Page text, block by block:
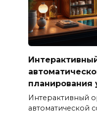
планирования
Интерактивный
автоматической